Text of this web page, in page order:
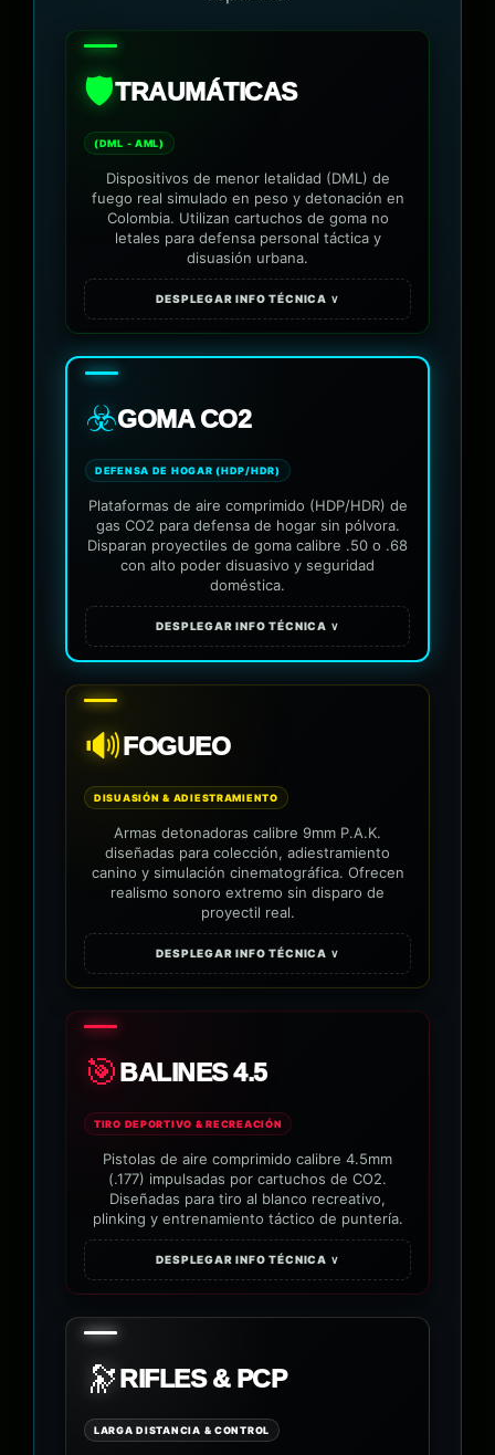
🛡️TRAUMÁTICAS
(DML - AML)
Dispositivos de menor letalidad (DML) de
fuego real simulado en peso y detonación en
Colombia. Utilizan cartuchos de goma no
letales para defensa personal táctica y
disuasión urbana.
DESPLEGAR INFO TÉCNICA ∨
☣️GOMA CO2
DEFENSA DE HOGAR (HDP/HDR)
Plataformas de aire comprimido (HDP/HDR) de
gas CO2 para defensa de hogar sin pólvora.
Disparan proyectiles de goma calibre .50 o .68
con alto poder disuasivo y seguridad
doméstica.
DESPLEGAR INFO TÉCNICA ∨
🔊FOGUEO
DISUASIÓN & ADIESTRAMIENTO
Armas detonadoras calibre 9mm P.A.K.
diseñadas para colección, adiestramiento
canino y simulación cinematográfica. Ofrecen
realismo sonoro extremo sin disparo de
proyectil real.
DESPLEGAR INFO TÉCNICA ∨
🎯BALINES 4.5
TIRO DEPORTIVO & RECREACIÓN
Pistolas de aire comprimido calibre 4.5mm
(.177) impulsadas por cartuchos de CO2.
Diseñadas para tiro al blanco recreativo,
plinking y entrenamiento táctico de puntería.
DESPLEGAR INFO TÉCNICA ∨
🔭RIFLES & PCP
LARGA DISTANCIA & CONTROL